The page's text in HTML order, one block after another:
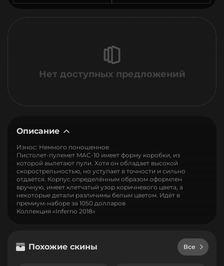
Нет доступных предложений
Описание
Износ: Немного поношенное
Пистолет-пулемет MAC-10 имеет форму коробки, из
которой вылетают пули. Хотя он обладает высокой
скорострельностью, но уступает в точности и сильно
отдаётся. Корпус определённым образом оформлен
вручную, имеет клетчатый узор коричневого цвета, а
некоторые детали различимы белым цветом. Идёт в
премиум-наборе за 1050 долларов
Коллекция «Inferno 2018»
Похожие скины Все